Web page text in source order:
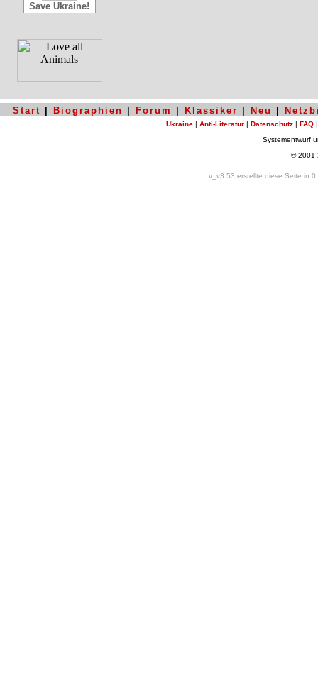
Save Ukraine!
Start Biographien Forum Klassiker Neu
Ukraine | Anti-Literatur | Datenschutz | FAQ
Systementwurf
©
v_v3.53 erstellte diese Seite in